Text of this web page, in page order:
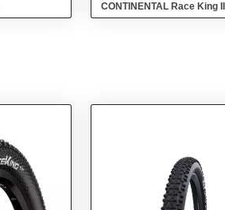
CONTINENTAL Race King II
Performance kevlar 29x2,2